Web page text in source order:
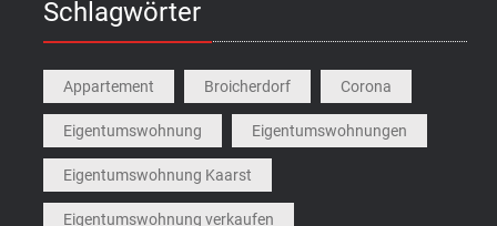
Schlagwörter
Appartement Broicherdorf Corona
Eigentumswohnung Eigentumswohnungen
Eigentumswohnung Kaarst
Eigentumswohnung verkaufen